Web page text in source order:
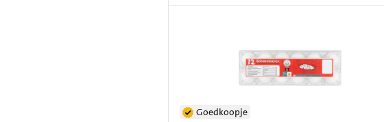
Goedkoopje